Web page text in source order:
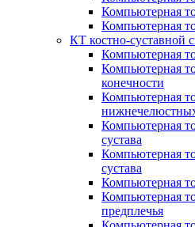
Компьютерная
Компьютерная
КТ костно-суставной
Компьютерная
Компьютерная
конечности
Компьютерная
нижнечелюстных
Компьютерная
сустава
Компьютерная
сустава
Компьютерная
Компьютерная
предплечья